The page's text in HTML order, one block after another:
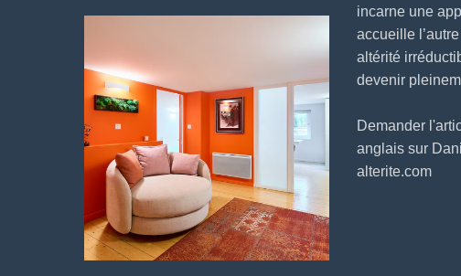
incarne une
accueille
altérité
devenir
Demander
anglais sur
alterite.com